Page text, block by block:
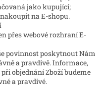
jako kupující;
na E-shopu.
přes webové rozhraní E-
povinnost poskytnout Nám
a pravdivě. Informace,
objednání Zboží budeme
a pravdivé.